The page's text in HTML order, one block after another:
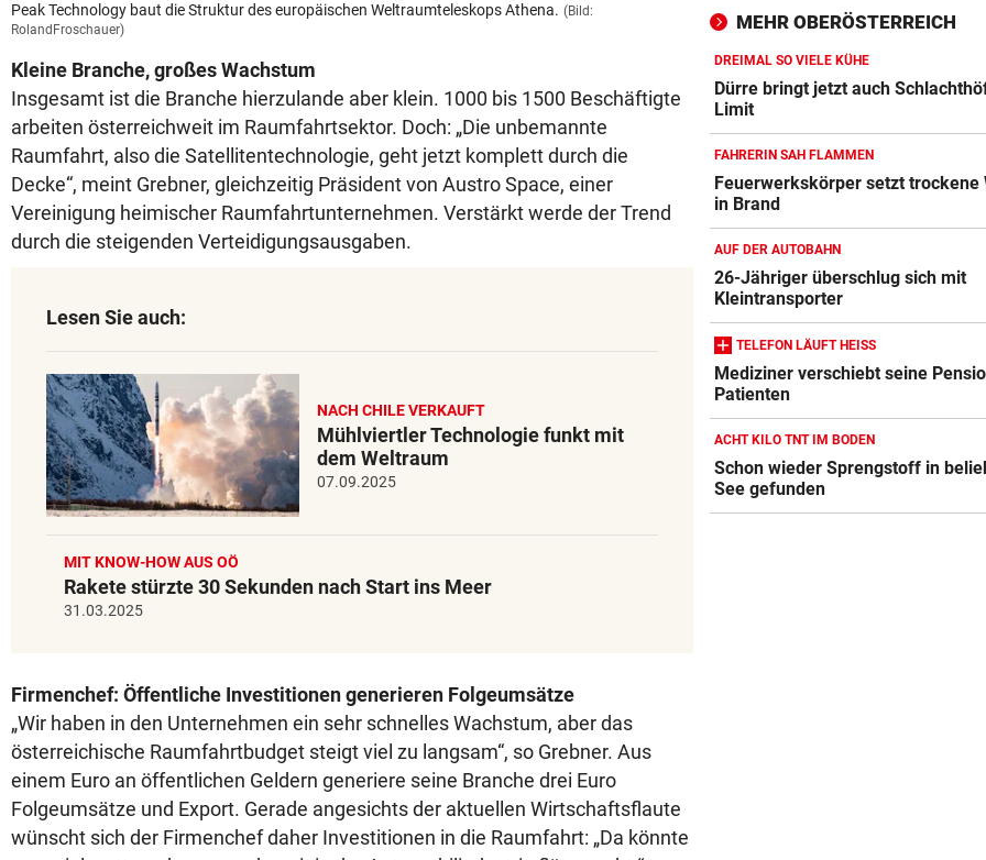
Peak Technology baut die Struktur des europäischen Weltraumteleskops Athena. (Bild:
RolandFroschauer)
Kleine Branche, großes Wachstum
Insgesamt ist die Branche hierzulande aber klein. 1000 bis 1500 Beschäftigte
arbeiten österreichweit im Raumfahrtsektor. Doch: „Die unbemannte
Raumfahrt, also die Satellitentechnologie, geht jetzt komplett durch die
Decke“, meint Grebner, gleichzeitig Präsident von Austro Space, einer
Vereinigung heimischer Raumfahrtunternehmen. Verstärkt werde der Trend
durch die steigenden Verteidigungsausgaben.
Lesen Sie auch:
NACH CHILE VERKAUFT
Mühlviertler Technologie funkt mit
dem Weltraum
07.09.2025
MIT KNOW-HOW AUS OÖ
Rakete stürzte 30 Sekunden nach Start ins Meer
31.03.2025
Firmenchef: Öffentliche Investitionen generieren Folgeumsätze
„Wir haben in den Unternehmen ein sehr schnelles Wachstum, aber das
österreichische Raumfahrtbudget steigt viel zu langsam“, so Grebner. Aus
einem Euro an öffentlichen Geldern generiere seine Branche drei Euro
Folgeumsätze und Export. Gerade angesichts der aktuellen Wirtschaftsflaute
wünscht sich der Firmenchef daher Investitionen in die Raumfahrt: „Da könnte
MEHR OBERÖSTERREICH
DREIMAL SO VIELE KÜHE
Dürre bringt jetzt auch
Limit
FAHRERIN SAH FLAMMEN
Feuerwerkskörper setzt trockene
in Brand
AUF DER AUTOBAHN
26-Jähriger überschlug sich mit
Kleintransporter
TELEFON LÄUFT HEISS
Mediziner verschiebt seine
Patienten
ACHT KILO TNT IM BODEN
Schon wieder Sprengstoff in
See gefunden